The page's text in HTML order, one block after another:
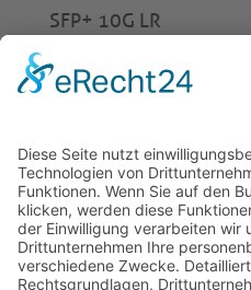
SFP+ 10G LR
€
© 2026 Tecowin GmbH |
| Widerrufsrecht|AGB